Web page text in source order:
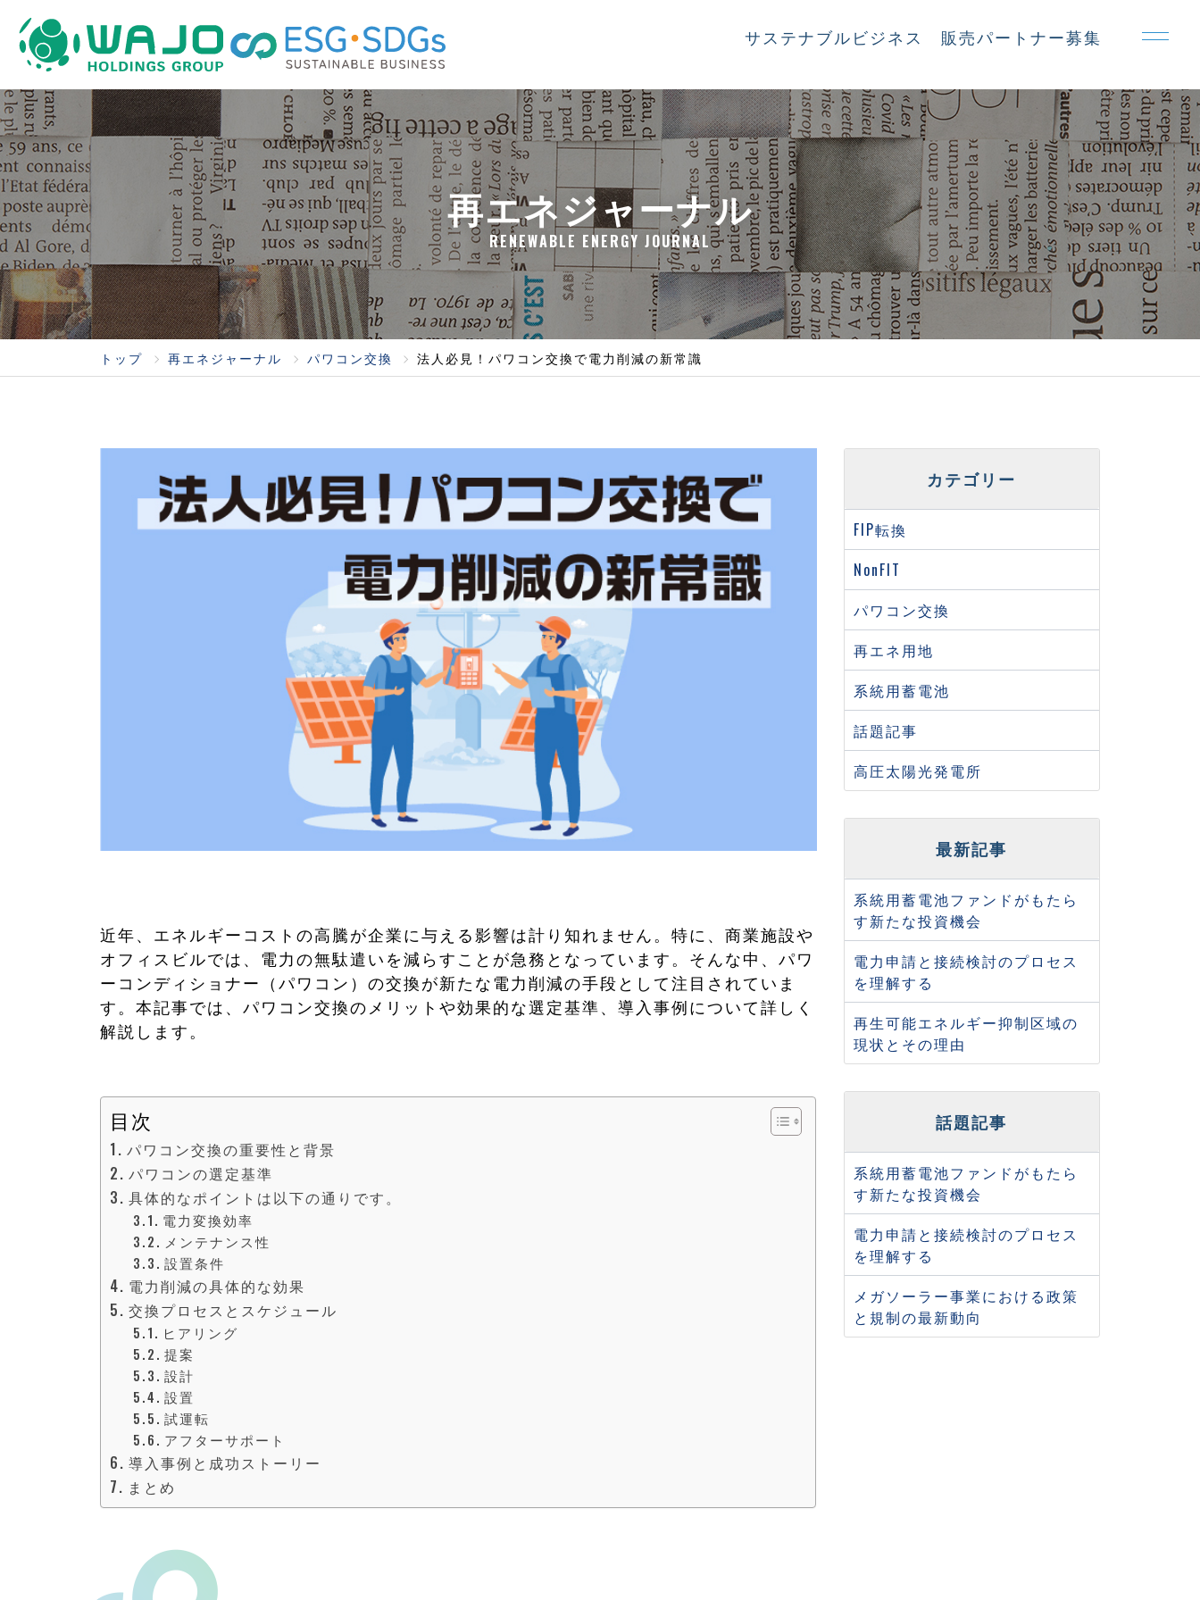
サステナブルビジネス 販売パートナー募集
再エネジャーナル
RENEWABLE ENERGY JOURNAL
トップ 再エネジャーナル パワコン交換 法人必見！パワコン交換で電力削減の新常識
近年、エネルギーコストの高騰が企業に与える影響は計り知れません。特に、商業施設や
オフィスビルでは、電力の無駄遣いを減らすことが急務となっています。そんな中、パワ
ーコンディショナー（パワコン）の交換が新たな電力削減の手段として注目されていま
す。本記事では、パワコン交換のメリットや効果的な選定基準、導入事例について詳しく
解説します。
目次
パワコン交換の重要性と背景
パワコンの選定基準
具体的なポイントは以下の通りです。
電力変換効率
メンテナンス性
設置条件
電力削減の具体的な効果
交換プロセスとスケジュール
ヒアリング
提案
設計
設置
試運転
アフターサポート
導入事例と成功ストーリー
まとめ
カテゴリー
FIP転換
NonFIT
パワコン交換
再エネ用地
系統用蓄電池
話題記事
高圧太陽光発電所
最新記事
系統用蓄電池ファンドがもたら
す新たな投資機会
電力申請と接続検討のプロセス
を理解する
再生可能エネルギー抑制区域の
現状とその理由
話題記事
系統用蓄電池ファンドがもたら
す新たな投資機会
電力申請と接続検討のプロセス
を理解する
メガソーラー事業における政策
と規制の最新動向